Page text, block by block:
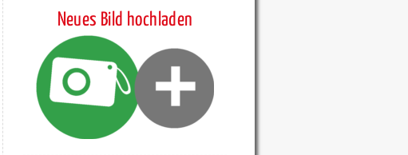
Neues Bild hochladen